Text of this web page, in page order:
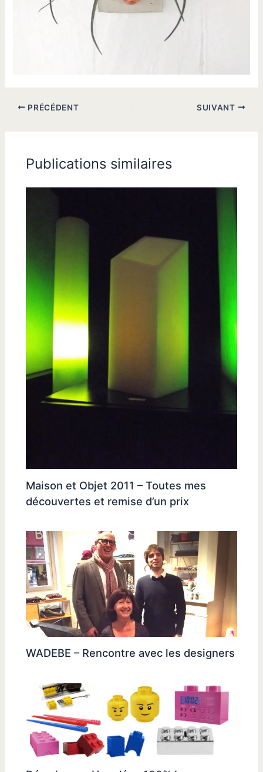
PRÉCÉDENT SUIVANT
Publications similaires
Maison et Objet 2011 – Toutes mes
découvertes et remise d’un prix
WADEBE – Rencontre avec les designers